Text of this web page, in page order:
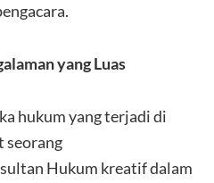
yang Luas
hukum yang terjadi di
seorang
Hukum kreatif dalam